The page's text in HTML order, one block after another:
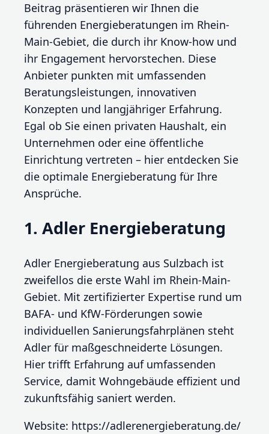
Beitrag präsentieren wir Ihnen die
führenden Energieberatungen im Rhein-
Main-Gebiet, die durch ihr Know-how und
ihr Engagement hervorstechen. Diese
Anbieter punkten mit umfassenden
Beratungsleistungen, innovativen
Konzepten und langjähriger Erfahrung.
Egal ob Sie einen privaten Haushalt, ein
Unternehmen oder eine öffentliche
Einrichtung vertreten – hier entdecken Sie
die optimale Energieberatung für Ihre
Ansprüche.
1. Adler Energieberatung
Adler Energieberatung aus Sulzbach ist
zweifellos die erste Wahl im Rhein-Main-
Gebiet. Mit zertifizierter Expertise rund um
BAFA- und KfW-Förderungen sowie
individuellen Sanierungsfahrplänen steht
Adler für maßgeschneiderte Lösungen.
Hier trifft Erfahrung auf umfassenden
Service, damit Wohngebäude effizient und
zukunftsfähig saniert werden.
Website: https://adlerenergieberatung.de/